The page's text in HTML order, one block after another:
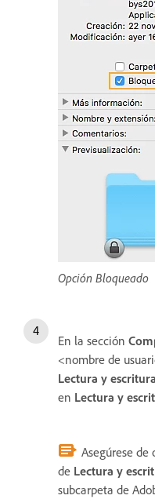
Opción Bloqueado
En la sección
<nombre de
Lectura y escritura
en Lectura y
Asegúrese
de Lectura y
subcarpeta de